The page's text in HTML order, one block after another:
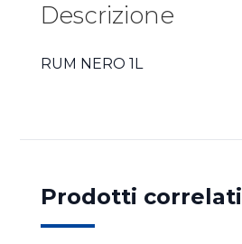
Descrizione
RUM NERO 1L
Prodotti correlati